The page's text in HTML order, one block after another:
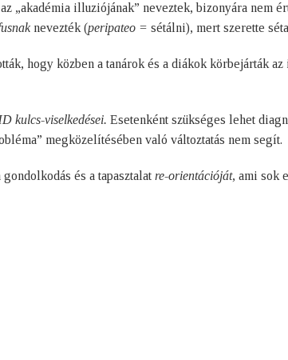
„akadémia illuziójának” neveztek, bizonyára nem
nevezték (peripateo = sétálni), mert szerette
hogy közben a tanárok és a diákok körbejárták
kulcs-viselkedései. Esetenként szükséges lehet
megközelítésében való változtatás nem segít.
és a tapasztalat re-orientációját, ami sok